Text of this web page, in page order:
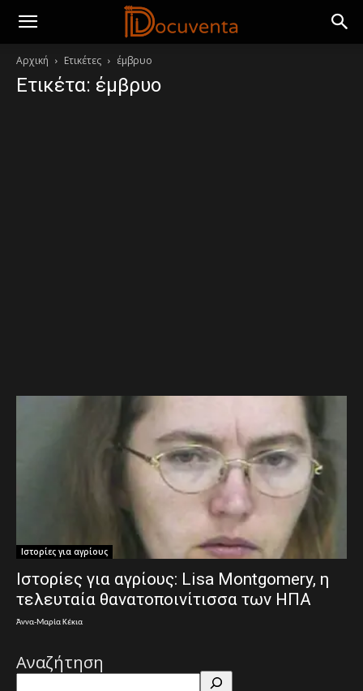
Αρχική Ετικέτες έμβρυο
Ετικέτα: έμβρυο
Ιστορίες για αγρίους
Ιστορίες για αγρίους: Lisa Montgomery, η
τελευταία θανατοποινίτισσα των ΗΠΑ
Άννα-Μαρία Κέκια
Αναζήτηση